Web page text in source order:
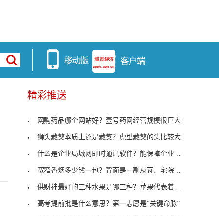
精彩推送
网购药品哪个网站好？壹号药网经营规模很巨大
狮头藏獒本质上还是藏獒？虎型藏獒的头比较大
什么是企业局域网即时通讯软件？能保障企业信息安全
宽窄香烟多少钱一包？背面是一副灰瓦、宅院、民俗组
供财神最好的三种水果是哪三种？苹果代表着平平安安
高考提前批是什么意思？第一志愿是“关键命脉”